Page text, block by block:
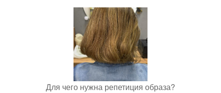
Для чего нужна репетиция образа?